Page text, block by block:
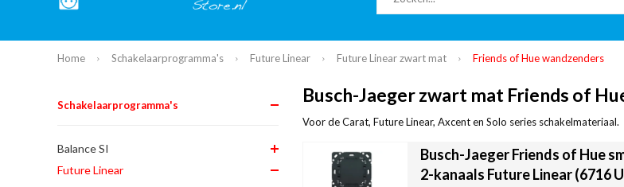
Home Schakelaarprogramma's Future Linear Future Linear zwart mat Friends of Hue wandzenders
Schakelaarprogramma's
Balance SI
Future Linear
Busch-Jaeger zwart mat Friends of
Voor de Carat, Future Linear, Axcent en Solo series schakelmateriaal.
Busch-Jaeger Friends of Hue
2-kanaals Future Linear (6716